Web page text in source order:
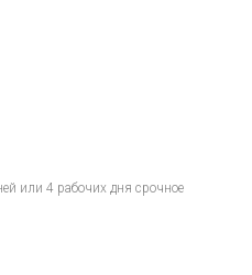
или 4 рабочих дня срочное